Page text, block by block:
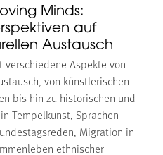
Minds:
auf
Austausch
Aspekte von
von künstlerischen
bis hin zu historischen und
Tempelkunst, Sprachen
Migration in
ethnischer